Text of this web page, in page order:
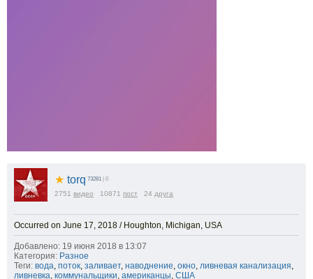
★ torq 73281 | 0
2751 видео 10871 пост 24 друга
Occurred on June 17, 2018 / Houghton, Michigan, USA
Добавлено: 19 июня 2018 в 13:07
Категория: Разное
Теги: вода поток заливает, наводнение окно ливневая канализация
ливневка коммунальщики американцы США